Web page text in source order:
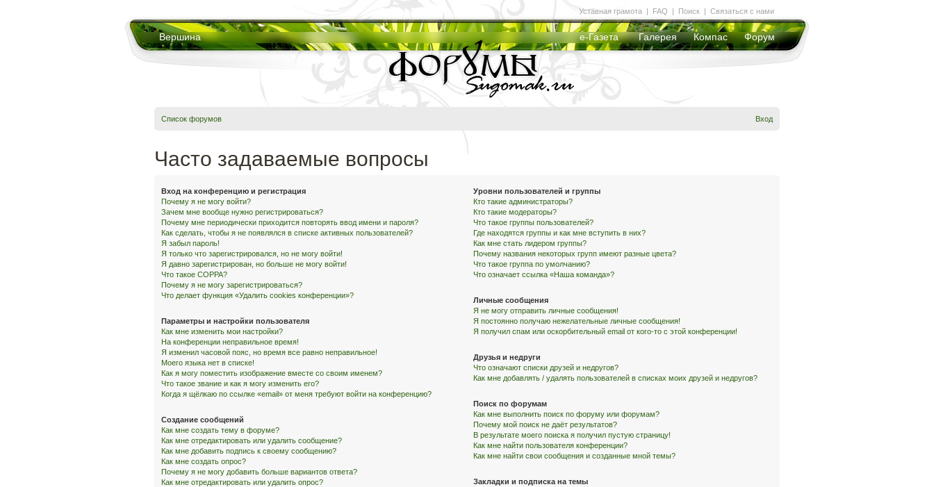
Вершина е-Газета Галерея Компас Форум
Уставная грамота | FAQ | Поиск | Связаться с нами
Список форумов Вход
Часто задаваемые вопросы
Вход на конференцию и регистрация
Почему я не могу войти?
Зачем мне вообще нужно регистрироваться?
Почему мне периодически приходится повторять ввод имени и пароля?
Как сделать, чтобы я не появлялся в списке активных пользователей?
Я забыл пароль!
Я только что зарегистрировался, но не могу войти!
Я давно зарегистрирован, но больше не могу войти!
Что такое COPPA?
Почему я не могу зарегистрироваться?
Что делает функция «Удалить cookies конференции»?
Параметры и настройки пользователя
Как мне изменить мои настройки?
На конференции неправильное время!
Я изменил часовой пояс, но время все равно неправильное!
Моего языка нет в списке!
Как я могу поместить изображение вместе со своим именем?
Что такое звание и как я могу изменить его?
Когда я щёлкаю по ссылке «email» от меня требуют войти на конференцию?
Создание сообщений
Как мне создать тему в форуме?
Как мне отредактировать или удалить сообщение?
Как мне добавить подпись к своему сообщению?
Как мне создать опрос?
Почему я не могу добавить больше вариантов ответа?
Как мне отредактировать или удалить опрос?
Уровни пользователей и группы
Кто такие администраторы?
Кто такие модераторы?
Что такое группы пользователей?
Где находятся группы и как мне вступить в них?
Как мне стать лидером группы?
Почему названия некоторых групп имеют разные цвета?
Что такое группа по умолчанию?
Что означает ссылка «Наша команда»?
Личные сообщения
Я не могу отправить личные сообщения!
Я постоянно получаю нежелательные личные сообщения!
Я получил спам или оскорбительный email от кого-то с этой конференции!
Друзья и недруги
Что означают списки друзей и недругов?
Как мне добавлять / удалять пользователей в списках моих друзей и недругов?
Поиск по форумам
Как мне выполнить поиск по форуму или форумам?
Почему мой поиск не даёт результатов?
В результате моего поиска я получил пустую страницу!
Как мне найти пользователя конференции?
Как мне найти свои сообщения и созданные мной темы?
Закладки и подписка на темы